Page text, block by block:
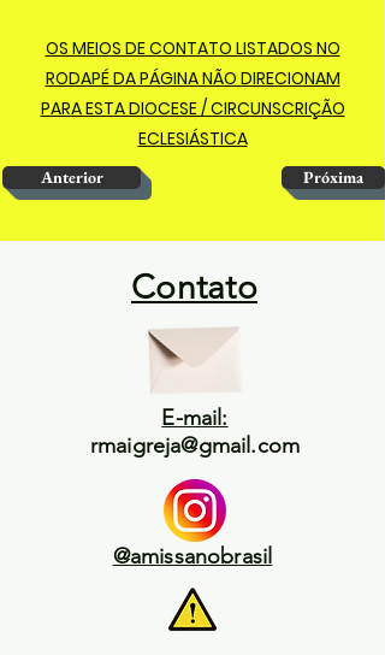
OS MEIOS DE CONTATO LISTADOS NO
RODAPÉ DA PÁGINA NÃO DIRECIONAM
PARA ESTA DIOCESE / CIRCUNSCRIÇÃO
ECLESIÁSTICA
Anterior Próxima
Contato
E-mail:
rmaigreja@gmail.com
@amissanobrasil